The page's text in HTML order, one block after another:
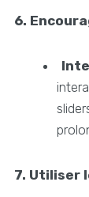
6.
7. Utiliser